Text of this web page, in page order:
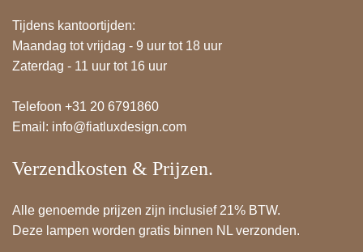
Tijdens kantoortijden:
Maandag tot vrijdag - 9 uur tot 18 uur
Zaterdag - 11 uur tot 16 uur
Telefoon +31 20 6791860
Email: info@fiatluxdesign.com
Verzendkosten & Prijzen.
Alle genoemde prijzen zijn inclusief 21% BTW.
Deze lampen worden gratis binnen NL verzonden.